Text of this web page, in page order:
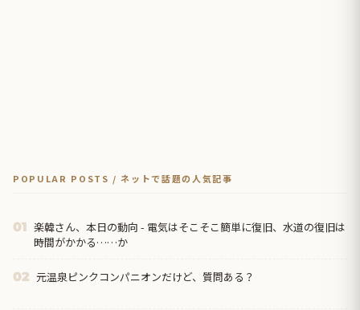
POPULAR POSTS / ネットで話題の人気記事
01 楽韓さん、本日の動向 - 電気はそこそこ簡単に復旧、水道の復旧は
時間がかかる……か
02 元温泉ピンクコンパニオンだけど、質問ある？